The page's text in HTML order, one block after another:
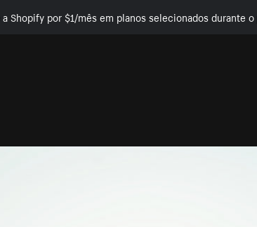
Shopify por $1/mês em planos selecionados durante